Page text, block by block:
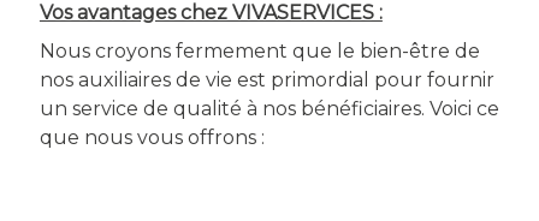
Vos avantages chez VIVASERVICES :
Nous croyons fermement que le bien-être de
nos auxiliaires de vie est primordial pour fournir
un service de qualité à nos bénéficiaires. Voici ce
que nous vous offrons :